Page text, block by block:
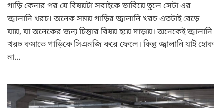
গাড়ি কেনার পর যে বিষয়টা সবাইকে ভাবিয়ে তুলে সেটা এর
জ্বালানি খরচ। অনেক সময় গাড়ির জ্বালানি খরচ এতটাই বেড়ে
যায়, যা অনেকের জন্য চিন্তার বিষয় হয়ে দাড়ায়। অনেকেই জ্বালানি
খরচ কমাতে গাড়িকে সিএনজি করে ফেলে। কিন্তু জ্বালানি যাই হোক
না...